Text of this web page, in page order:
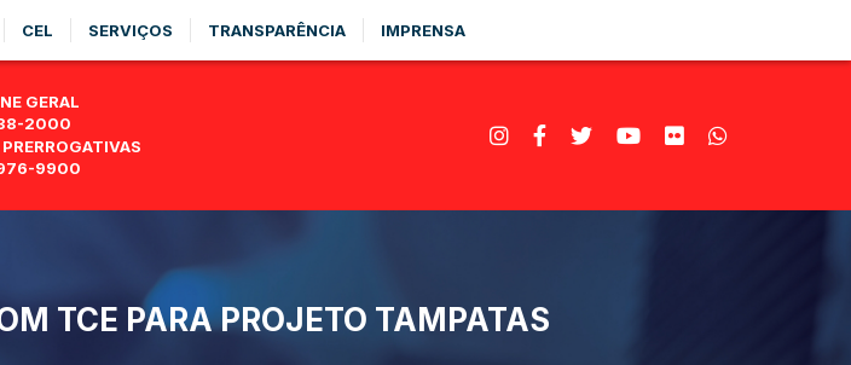
CEL SERVIÇOS TRANSPARÊNCIA IMPRENSA
GERAL
2000
9900
TCE PARA PROJETO TAMPATAS